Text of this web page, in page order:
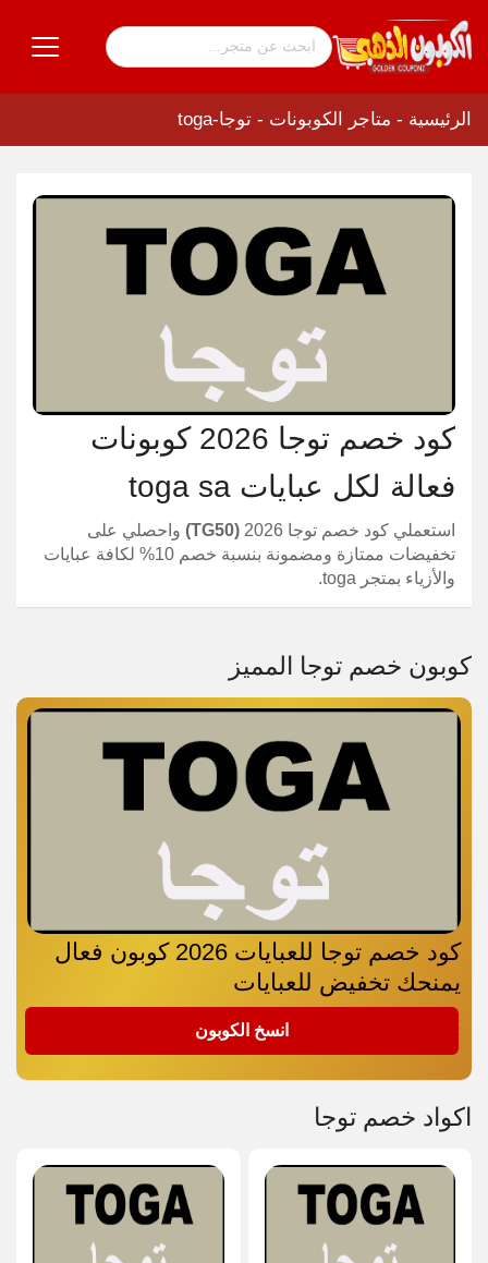
الرئيسية - متاجر الكوبونات - توجا-toga
كود خصم توجا 2026 كوبونات
فعالة لكل عبايات toga sa
استعملي كود خصم توجا 2026 (TG50)
واحصلي على
تخفيضات ممتازة ومضمونة بنسبة خصم 10% لكافة عبايات
والأزياء بمتجر toga.
كوبون خصم توجا المميز
كود خصم توجا للعبايات 2026 كوبون فعال
يمنحك تخفيض للعبايات
انسخ الكوبون
اكواد خصم توجا